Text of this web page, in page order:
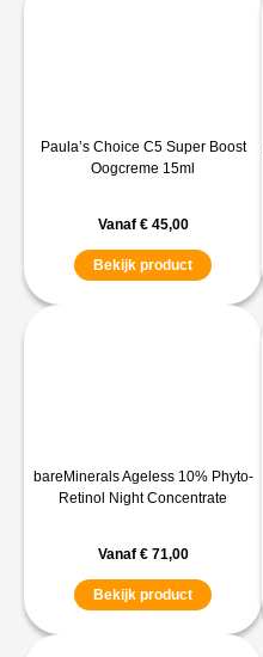
Paula’s Choice C5 Super Boost
Oogcreme 15ml
Vanaf €45,00
Bekijk product
bareMinerals Ageless 10% Phyto-
Retinol Night Concentrate
Vanaf €71,00
Bekijk product